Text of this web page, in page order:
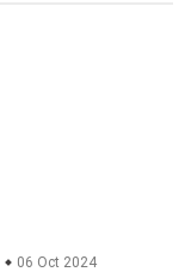
06 Oct 2024